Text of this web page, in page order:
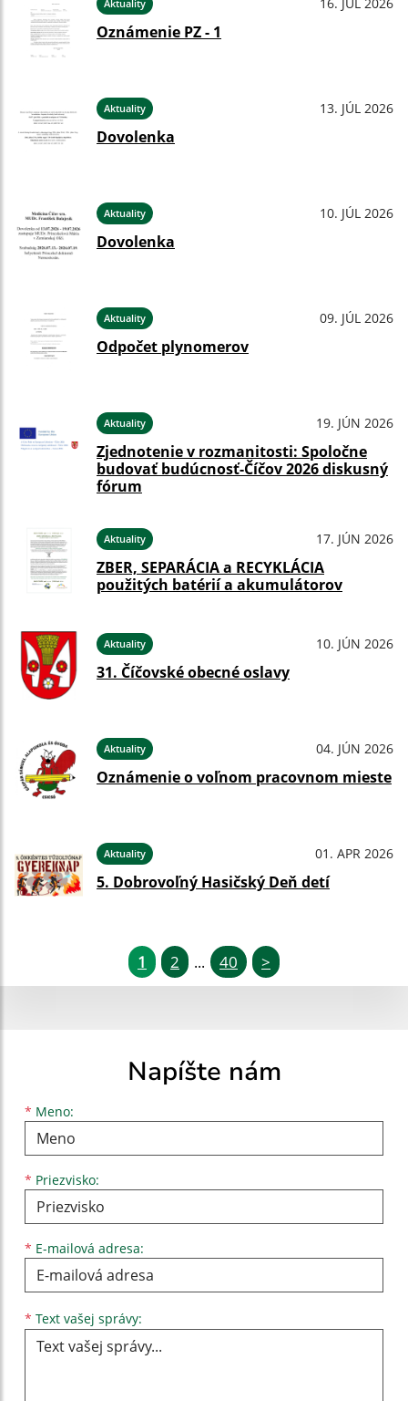
Aktuality
Oznámenie PZ - 1
Aktuality 13. JÚL 2026
Dovolenka
Aktuality 10. JÚL 2026
Dovolenka
Aktuality 09. JÚL 2026
Odpočet plynomerov
Aktuality 19. JÚN 2026
Zjednotenie v rozmanitosti: Spoločne
budovať budúcnosť-Číčov 2026 diskusný
fórum
Aktuality 17. JÚN 2026
ZBER, SEPARÁCIA a RECYKLÁCIA
použitých batérií a akumulátorov
Aktuality 10. JÚN 2026
31. Číčovské obecné oslavy
Aktuality 04. JÚN 2026
Oznámenie o voľnom pracovnom mieste
Aktuality 01. APR 2026
5. Dobrovoľný Hasičský Deň detí
1 2 ... 40 >
Napíšte nám
* Meno:
Meno
* Priezvisko:
Priezvisko
* E-mailová adresa:
E-mailová adresa
* Text vašej správy: